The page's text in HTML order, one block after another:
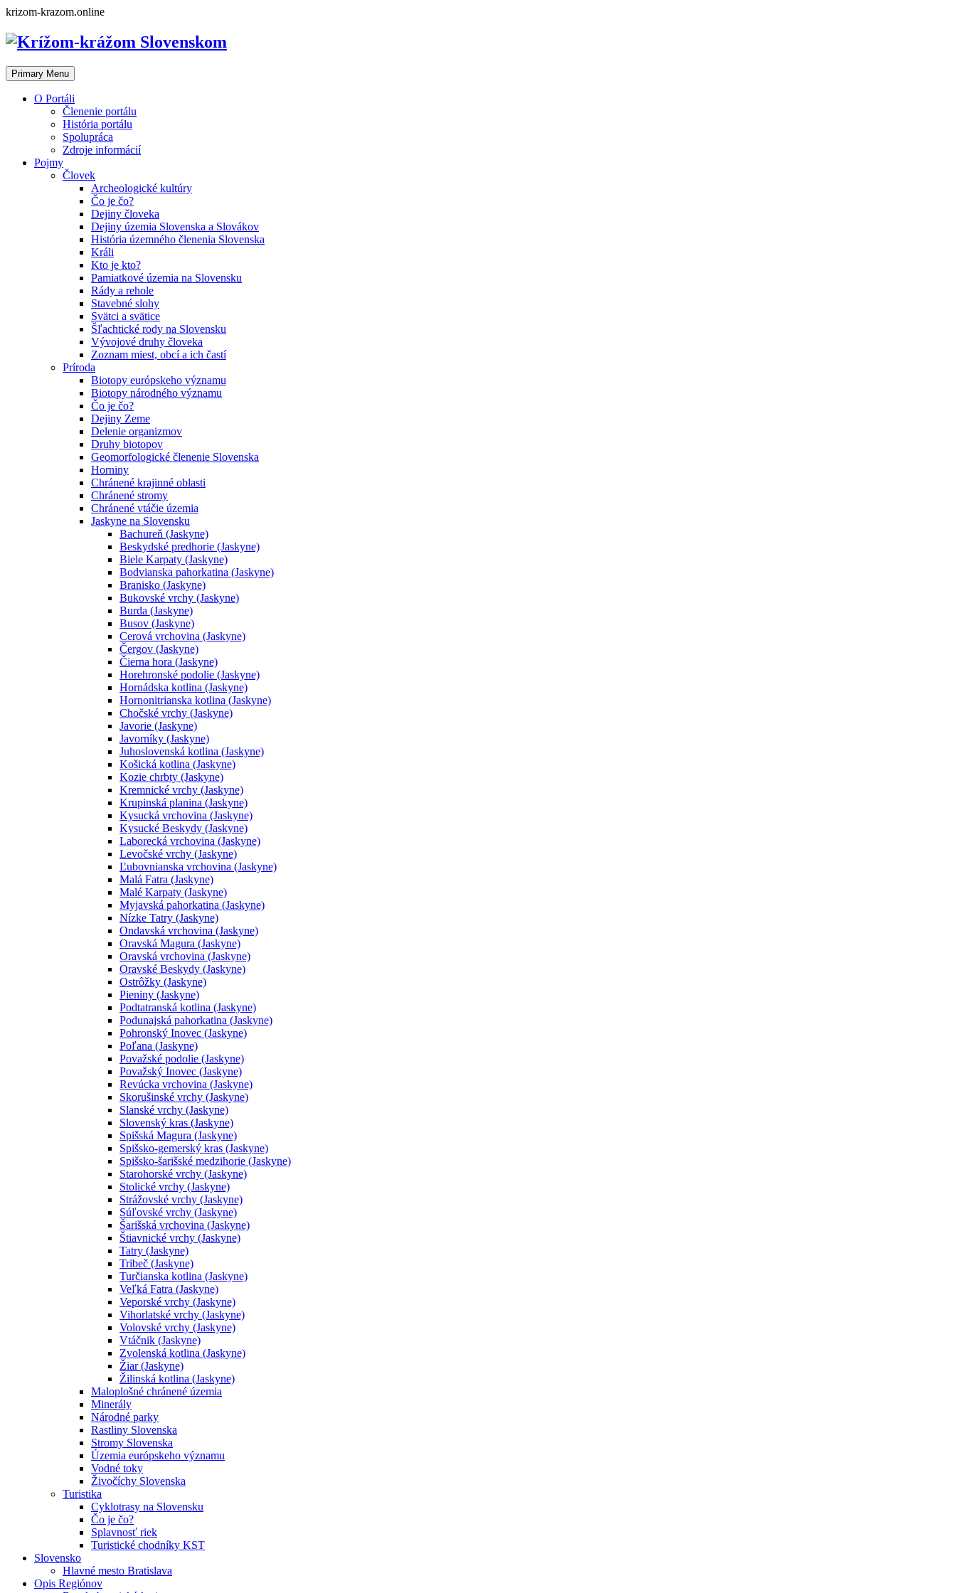
Skip
content
krizom-krazom.online
Primary Menu
O Portáli
Členenie portálu
História portálu
Spolupráca
Zdroje informácií
Pojmy
Človek
Archeologické kultúry
Čo je čo?
Dejiny človeka
Dejiny územia Slovenska a Slovákov
História územného členenia Slovenska
Králi
Kto je kto?
Pamiatkové územia na Slovensku
Rády a rehole
Stavebné slohy
Svätci a svätice
Šľachtické rody na Slovensku
Vývojové druhy človeka
Zoznam miest, obcí a ich častí
Príroda
Biotopy európskeho významu
Biotopy národného významu
Čo je čo?
Dejiny Zeme
Delenie organizmov
Druhy biotopov
Geomorfologické členenie Slovenska
Horniny
Chránené krajinné oblasti
Chránené stromy
Chránené vtáčie územia
Jaskyne na Slovensku
Bachureň (Jaskyne)
Beskydské predhorie (Jaskyne)
Biele Karpaty (Jaskyne)
Bodvianska pahorkatina (Jaskyne)
Branisko (Jaskyne)
Bukovské vrchy (Jaskyne)
Burda (Jaskyne)
Busov (Jaskyne)
Cerová vrchovina (Jaskyne)
Čergov (Jaskyne)
Čierna hora (Jaskyne)
Horehronské podolie (Jaskyne)
Hornádska kotlina (Jaskyne)
Hornonitrianska kotlina (Jaskyne)
Chočské vrchy (Jaskyne)
Javorie (Jaskyne)
Javorníky (Jaskyne)
Juhoslovenská kotlina (Jaskyne)
Košická kotlina (Jaskyne)
Kozie chrbty (Jaskyne)
Kremnické vrchy (Jaskyne)
Krupinská planina (Jaskyne)
Kysucká vrchovina (Jaskyne)
Kysucké Beskydy (Jaskyne)
Laborecká vrchovina (Jaskyne)
Levočské vrchy (Jaskyne)
Ľubovnianska vrchovina (Jaskyne)
Malá Fatra (Jaskyne)
Malé Karpaty (Jaskyne)
Myjavská pahorkatina (Jaskyne)
Nízke Tatry (Jaskyne)
Ondavská vrchovina (Jaskyne)
Oravská Magura (Jaskyne)
Oravská vrchovina (Jaskyne)
Oravské Beskydy (Jaskyne)
Ostrôžky (Jaskyne)
Pieniny (Jaskyne)
Podtatranská kotlina (Jaskyne)
Podunajská pahorkatina (Jaskyne)
Pohronský Inovec (Jaskyne)
Poľana (Jaskyne)
Považské podolie (Jaskyne)
Považský Inovec (Jaskyne)
Revúcka vrchovina (Jaskyne)
Skorušinské vrchy (Jaskyne)
Slanské vrchy (Jaskyne)
Slovenský kras (Jaskyne)
Spišská Magura (Jaskyne)
Spišsko-gemerský kras (Jaskyne)
Spišsko-šarišské medzihorie (Jaskyne)
Starohorské vrchy (Jaskyne)
Stolické vrchy (Jaskyne)
Strážovské vrchy (Jaskyne)
Súľovské vrchy (Jaskyne)
Šarišská vrchovina (Jaskyne)
Štiavnické vrchy (Jaskyne)
Tatry (Jaskyne)
Tribeč (Jaskyne)
Turčianska kotlina (Jaskyne)
Veľká Fatra (Jaskyne)
Veporské vrchy (Jaskyne)
Vihorlatské vrchy (Jaskyne)
Volovské vrchy (Jaskyne)
Vtáčnik (Jaskyne)
Zvolenská kotlina (Jaskyne)
Žiar (Jaskyne)
Žilinská kotlina (Jaskyne)
Maloplošné chránené územia
Minerály
Národné parky
Rastliny Slovenska
Stromy Slovenska
Územia európskeho významu
Vodné toky
Živočíchy Slovenska
Turistika
Cyklotrasy na Slovensku
Čo je čo?
Splavnosť riek
Turistické chodníky KST
Slovensko
Hlavné mesto Bratislava
Opis Regiónov